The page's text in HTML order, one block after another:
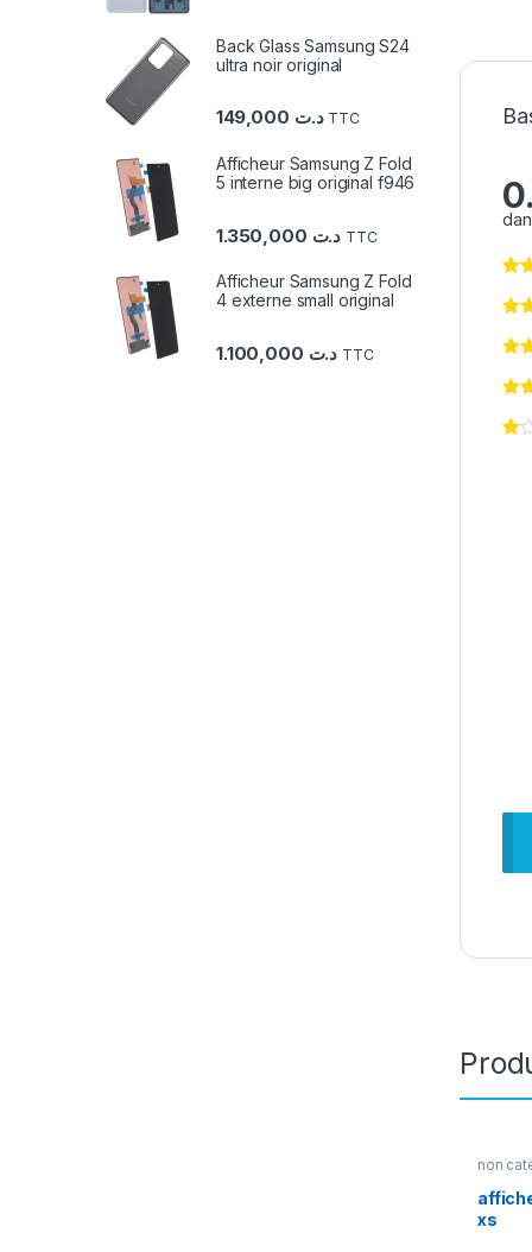
non
xs
Back Glass Samsung S24
ultra noir original
د.ت TTC
Afficheur Samsung Z Fold
5 interne big original f946
د.ت TTC
Afficheur Samsung Z Fold
4 externe small original
د.ت TTC